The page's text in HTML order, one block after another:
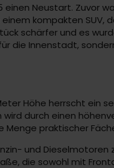
Neustart. Zuvor
kompakten SUV,
schärfer und es
die Innenstadt,
Höhe herrscht ein
durch einen
praktischer
und Dieselmotoren
die sowohl mit